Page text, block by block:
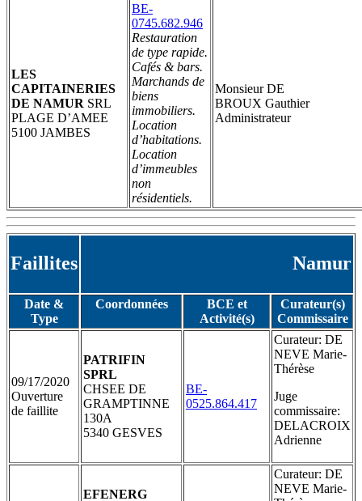
LES
CAPITAINERIES
DE NAMUR SRL
PLAGE D’AMEE
5100 JAMBES
BE-
0745.682.946
Restauration
de type rapide.
Cafés & bars.
Marchands de
biens
immobiliers.
Location
d’habitations.
Location
d’immeubles
non
résidentiels.
Monsieur DE
BROUX Gauthier
Administrateur
Faillites Namur
Date &
Type
Coordonnées
BCE et
Activité(s)
Curateur(s)
Commissaire
09/17/2020
Ouverture
de faillite
PATRIFIN
SPRL
CHSEE DE
GRAMPTINNE
130A
5340 GESVES
BE-
0525.864.417
Curateur: DE
NEVE Marie-
Thérèse
Juge
commissaire:
DELACROIX
Adrienne
EFENERG
Curateur: DE
NEVE Marie-